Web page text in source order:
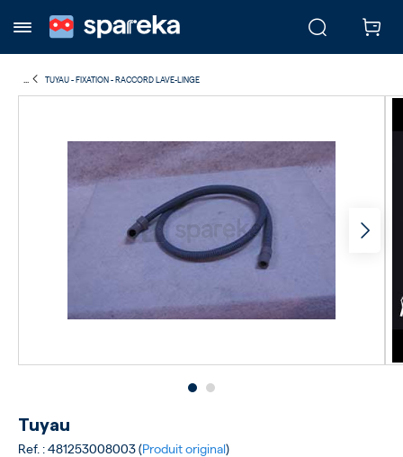
TUYAU - FIXATION - RACCORD LAVE-LINGE
Tuyau
Ref. : 481253008003 (Produit original)